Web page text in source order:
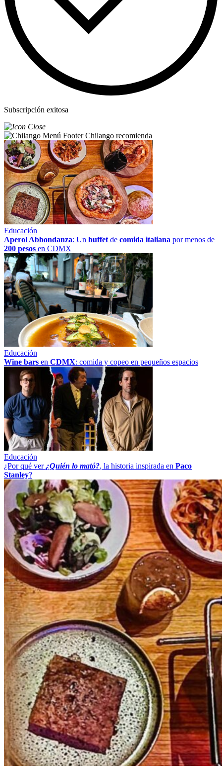
Subscripción exitosa
Chilango recomienda
Educación
Aperol Abbondanza: Un buffet de comida italiana por menos de
200 pesos en CDMX
Educación
Wine bars en CDMX: comida y copeo en pequeños espacios
Educación
¿Por qué ver ¿Quién lo mató?, la historia inspirada en Paco
Stanley?